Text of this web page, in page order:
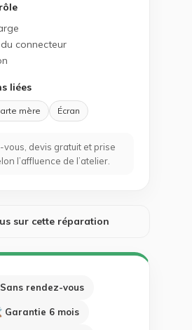
connecteur
liées
mère Écran
devis gratuit et prise
l’affluence de l’atelier.
sur cette réparation
rendez-vous
6 mois